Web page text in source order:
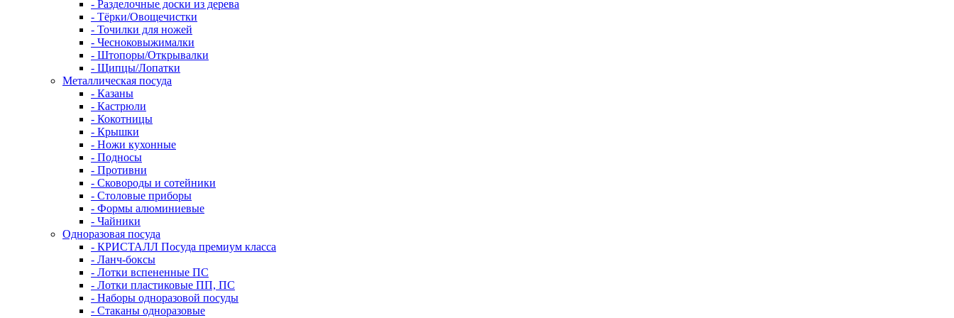
- Разделочные доски из дерева
- Тёрки/Овощечистки
- Точилки для ножей
- Чесноковыжималки
- Штопоры/Открывалки
- Щипцы/Лопатки
Металлическая посуда
- Казаны
- Кастрюли
- Кокотницы
- Крышки
- Ножи кухонные
- Подносы
- Противни
- Сковороды и сотейники
- Столовые приборы
- Формы алюминиевые
- Чайники
Одноразовая посуда
- КРИСТАЛЛ Посуда премиум класса
- Ланч-боксы
- Лотки вспененные ПС
- Лотки пластиковые ПП, ПС
- Наборы одноразовой посуды
- Стаканы одноразовые